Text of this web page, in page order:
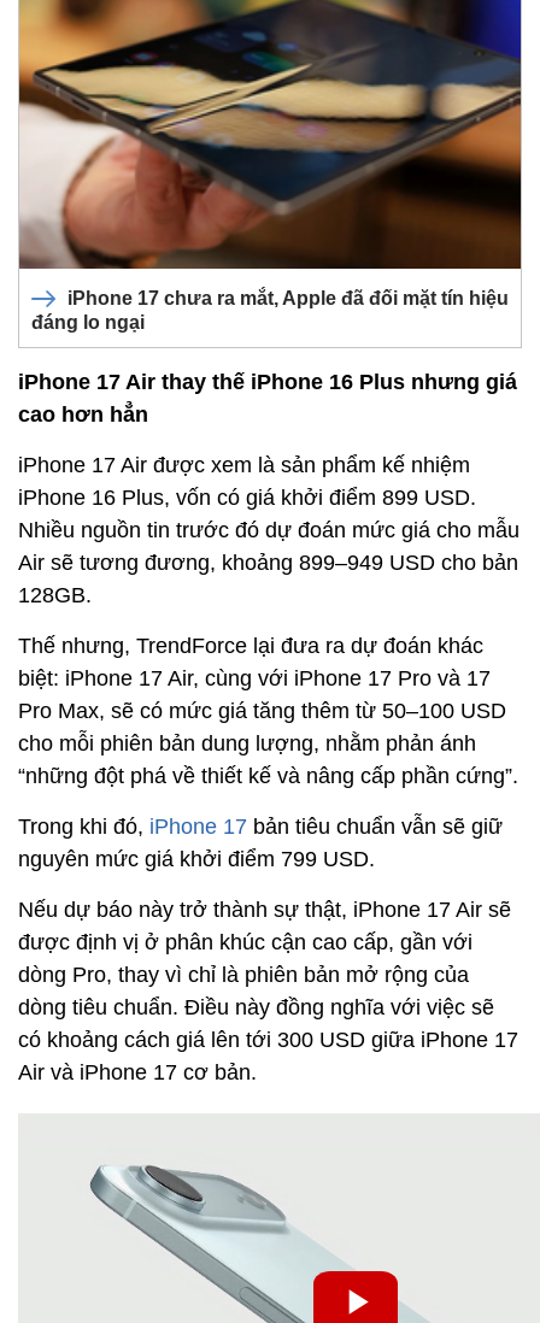
iPhone 17 chưa ra mắt, Apple đã đối mặt tín hiệu
đáng lo ngại
iPhone 17 Air thay thế iPhone 16 Plus nhưng giá
cao hơn hẳn
iPhone 17 Air được xem là sản phẩm kế nhiệm
iPhone 16 Plus, vốn có giá khởi điểm 899 USD.
Nhiều nguồn tin trước đó dự đoán mức giá cho mẫu
Air sẽ tương đương, khoảng 899–949 USD cho bản
128GB.
Thế nhưng, TrendForce lại đưa ra dự đoán khác
biệt: iPhone 17 Air, cùng với iPhone 17 Pro và 17
Pro Max, sẽ có mức giá tăng thêm từ 50–100 USD
cho mỗi phiên bản dung lượng, nhằm phản ánh
“những đột phá về thiết kế và nâng cấp phần cứng”.
Trong khi đó, iPhone 17 bản tiêu chuẩn vẫn sẽ giữ
nguyên mức giá khởi điểm 799 USD.
Nếu dự báo này trở thành sự thật, iPhone 17 Air sẽ
được định vị ở phân khúc cận cao cấp, gần với
dòng Pro, thay vì chỉ là phiên bản mở rộng của
dòng tiêu chuẩn. Điều này đồng nghĩa với việc sẽ
có khoảng cách giá lên tới 300 USD giữa iPhone 17
Air và iPhone 17 cơ bản.